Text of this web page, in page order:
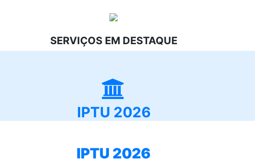
SERVIÇOS EM DESTAQUE
IPTU 2026
IPTU 2026